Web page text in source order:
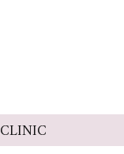
CLINIC